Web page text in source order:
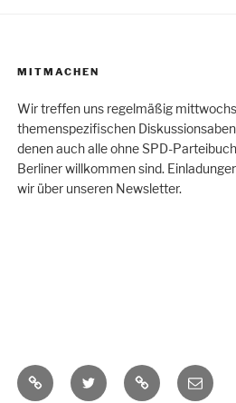
MITMACHEN
Wir treffen uns regelmäßig
themenspezifischen
denen auch alle ohne SPD-
Berliner willkommen sind.
wir über unseren Newsletter.
RSS-
Feed
Twitter Mastodon
E-
Mail